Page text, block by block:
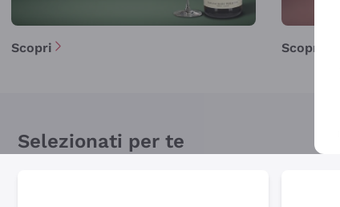
Scopri Scopri
Selezionati per te